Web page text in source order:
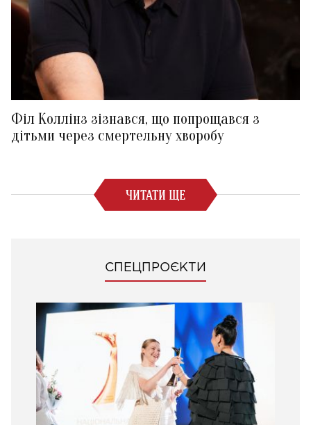
Філ Коллінз зізнався, що попрощався з
дітьми через смертельну хворобу
ЧИТАТИ ЩЕ
СПЕЦПРОЄКТИ